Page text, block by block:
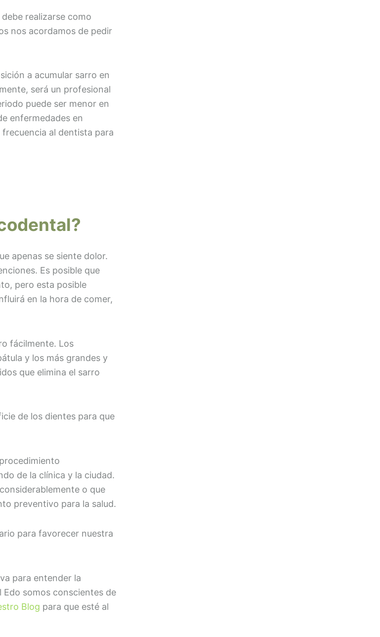
realizarse como
nos acordamos de pedir
a acumular sarro en
será un profesional
puede ser menor en
enfermedades en
al dentista para
apenas se siente dolor.
Es posible que
pero esta posible
en la hora de comer,
fácilmente. Los
y los más grandes y
que elimina el sarro
de los dientes para que
de la clínica y la ciudad.
o que
preventivo para la salud.
para favorecer nuestra
para entender la
somos conscientes de
Blog para que esté al